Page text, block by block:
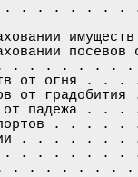
. . . . . . . .
. . . . . . . .
от
от
от
. .
. . . . . . . .
. . . . .